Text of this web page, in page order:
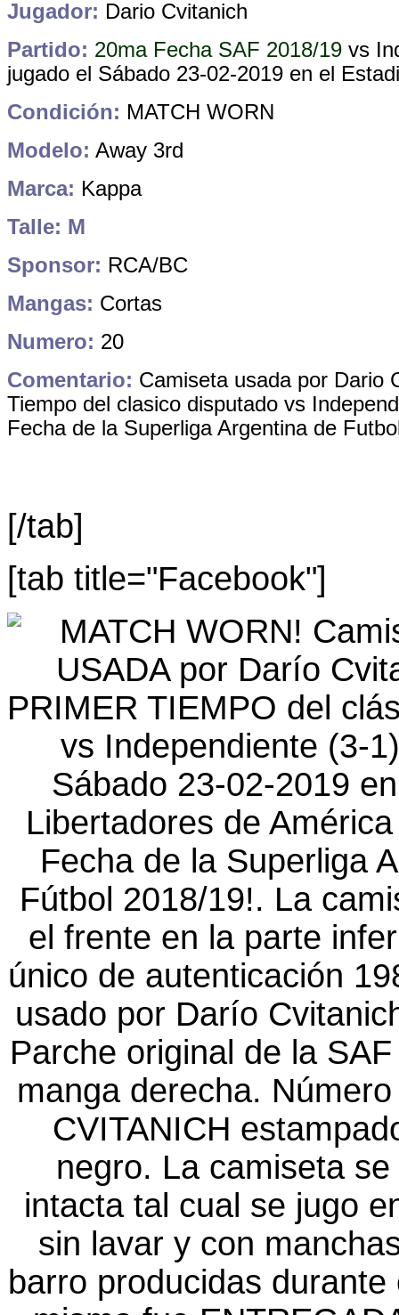
Jugador: Dario Cvitanich
Partido: 20ma Fecha SAF 2018/19 vs
jugado el Sábado 23-02-2019 en el
Condición: MATCH WORN
Modelo: Away 3rd
Marca: Kappa
Talle: M
Sponsor: RCA/BC
Mangas: Cortas
Numero: 20
Comentario: Camiseta usada por Dario
Tiempo del clasico disputado vs
Fecha de la Superliga Argentina de
[/tab]
[tab title="Facebook"]